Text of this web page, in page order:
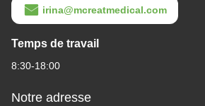
irina@mcreatmedical.com
Temps de travail
8:30-18:00
Notre adresse